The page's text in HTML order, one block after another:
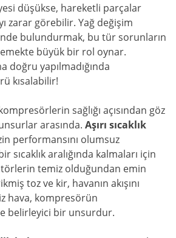
düşükse, hareketli parçalar
zarar görebilir. Yağ değişim
bulundurmak, bu tür sorunların
büyük bir rol oynar.
doğru yapılmadığında
kısalabilir!
sağlığı açısından göz
arasında. Aşırı sıcaklık
performansını olumsuz
sıcaklık aralığında kalmaları için
temiz olduğundan emin
toz ve kir, havanın akışını
hava, kompresörün
belirleyici bir unsurdur.